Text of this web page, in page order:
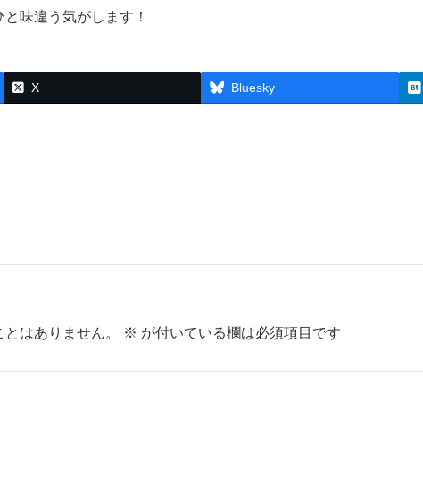
味違う気がします！
X Bluesky
はありません。
※ が付いている欄は必須項目です